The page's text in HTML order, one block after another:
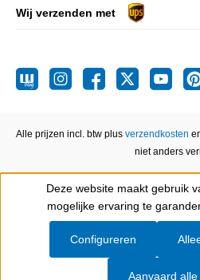
Wij verzenden met
Alle prijzen incl. btw plus verzendkosten
niet anders
Show toolbar
Deze website maakt gebruik
mogelijke ervaring te
Configureren
Aanvaard